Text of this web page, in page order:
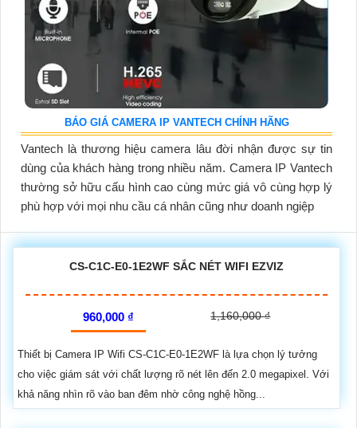
BÁO GIÁ CAMERA IP VANTECH CHÍNH HÃNG
Vantech là thương hiệu camera lâu đời nhận được sự tin
dùng của khách hàng trong nhiều năm. Camera IP Vantech
thường sở hữu cấu hình cao cùng mức giá vô cùng hợp lý
phù hợp với mọi nhu cầu cá nhân cũng như doanh ngiệp
CS-C1C-E0-1E2WF SẮC NÉT WIFI EZVIZ
960,000 ₫ 1,160,000 ₫
Thiết bị Camera IP Wifi CS-C1C-E0-1E2WF là lựa chọn lý tưởng
cho việc giám sát với chất lượng rõ nét lên đến 2.0 megapixel. Với
khả năng nhìn rõ vào ban đêm nhờ công nghệ hồng...